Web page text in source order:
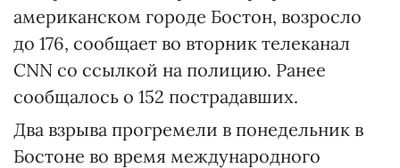
американском городе Бостон, возросло
до 176, сообщает во вторник телеканал
CNN со ссылкой на полицию. Ранее
сообщалось о 152 пострадавших.
Два взрыва прогремели в понедельник в
Бостоне во время международного